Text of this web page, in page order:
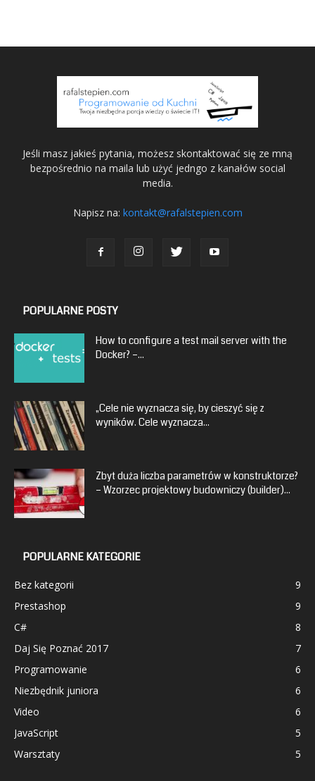
Jeśli masz jakieś pytania, możesz skontaktować się ze mną
bezpośrednio na maila lub użyć jedngo z kanałów social
media.
Napisz na: kontakt@rafalstepien.com
POPULARNE POSTY
How to configure a test mail server with the
Docker? –...
„Cele nie wyznacza się, by cieszyć się z
wyników. Cele wyznacza...
Zbyt duża liczba parametrów w konstruktorze?
– Wzorzec projektowy budowniczy (builder)...
POPULARNE KATEGORIE
Bez kategorii
9
Prestashop
9
C#
8
Daj Się Poznać 2017
7
Programowanie
6
Niezbędnik juniora
6
Video
6
JavaScript
5
Warsztaty
5